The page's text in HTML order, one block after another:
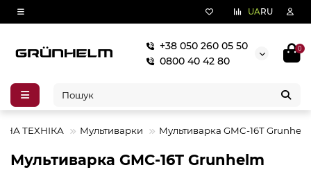
UARU
+38 050 260 05 50
0800 40 42 80
0
ТЕХНІКА Мультиварки Мультиварка GMC-16T
Мультиварка GMC-16T Grunhelm